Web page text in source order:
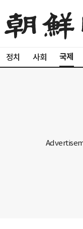
정치 사회 국제